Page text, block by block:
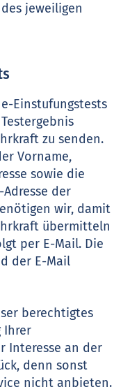
jeweiligen
Einstufungstests
zu senden.
Vorname,
sowie die
der
wir, damit
übermitteln
per E-Mail. Die
der E-Mail
berechtigtes
Ihrer
Interesse an der
denn sonst
nicht anbieten.